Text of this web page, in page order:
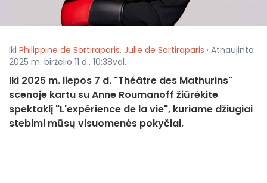
Iki Philippine de Sortiraparis, Julie de Sortiraparis · Atnaujinta
2025 m. birželio 11 d., 10:38val.
Iki 2025 m. liepos 7 d. "Théâtre des Mathurins"
scenoje kartu su Anne Roumanoff žiūrėkite
spektaklį "L'expérience de la vie", kuriame džiugiai
stebimi mūsų visuomenės pokyčiai.